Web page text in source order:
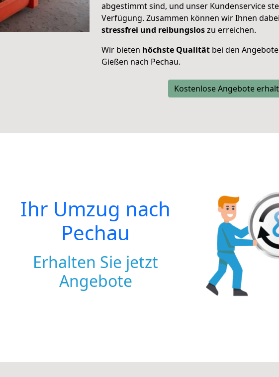
abgestimmt sind, und unser Kundenservice
Verfügung. Zusammen können wir Ihnen
stressfrei und reibungsloszu erreichen.
Wir bieten höchste Qualität bei den
Gießen nach Pechau.
Kostenlose Angebote
Ihr Umzug nach
Pechau
Erhalten Sie jetzt
Angebote